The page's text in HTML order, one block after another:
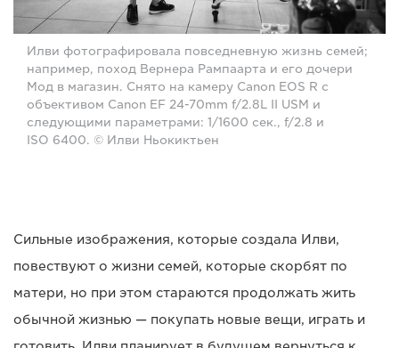
Илви фотографировала повседневную жизнь семей;
например, поход Вернера Рампаарта и его дочери
Мод в магазин. Снято на камеру Canon EOS R с
объективом Canon EF 24-70mm f/2.8L II USM и
следующими параметрами: 1/1600 сек., f/2.8 и
ISO 6400. © Илви Ньокиктьен
Сильные изображения, которые создала Илви,
повествуют о жизни семей, которые скорбят по
матери, но при этом стараются продолжать жить
обычной жизнью — покупать новые вещи, играть и